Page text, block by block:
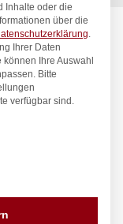
Inhalte oder die
über die
.
Ihrer Daten
können Ihre Auswahl
Bitte
verfügbar sind.
die eine